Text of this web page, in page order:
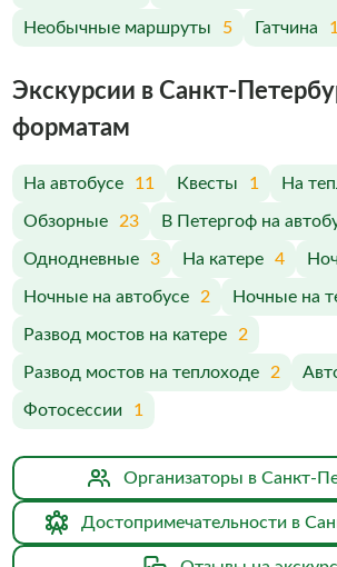
Необычные маршруты 5 Гатчина 1
Экскурсии в Санкт-
форматам
На автобусе 11 Квесты 1 На
Обзорные 23 В Петергоф на
Однодневные 3 На катере 4
Ночные на автобусе 2 Ночные на
Развод мостов на катере 2
Развод мостов на теплоходе 2
Фотосессии 1
Организаторы в Санкт-
Достопримечательности в